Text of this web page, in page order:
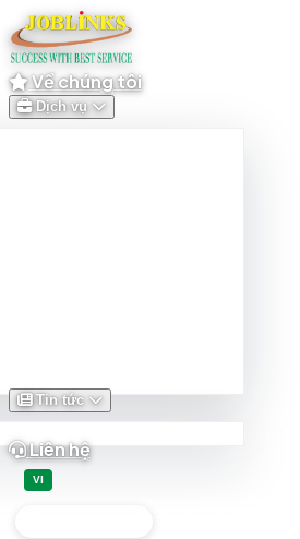
Về chúng tôi
Dịch vụ
Tin tức
Liên hệ
VI